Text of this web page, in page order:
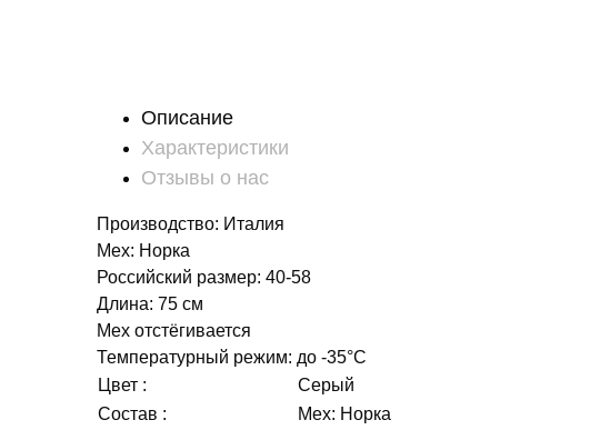
Описание
Характеристики
Отзывы о нас
Производство: Италия
Мех: Норка
Российский размер: 40-58
Длина: 75 см
Мех отстёгивается
Температурный режим: до -35°C
Цвет :
Серый
Состав :
Мех: Норка